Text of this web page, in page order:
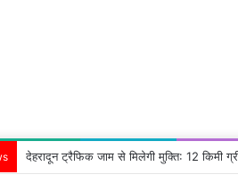
देहरादून ट्रैफिक जाम से मिलेगी मुक्ति: 12 किमी